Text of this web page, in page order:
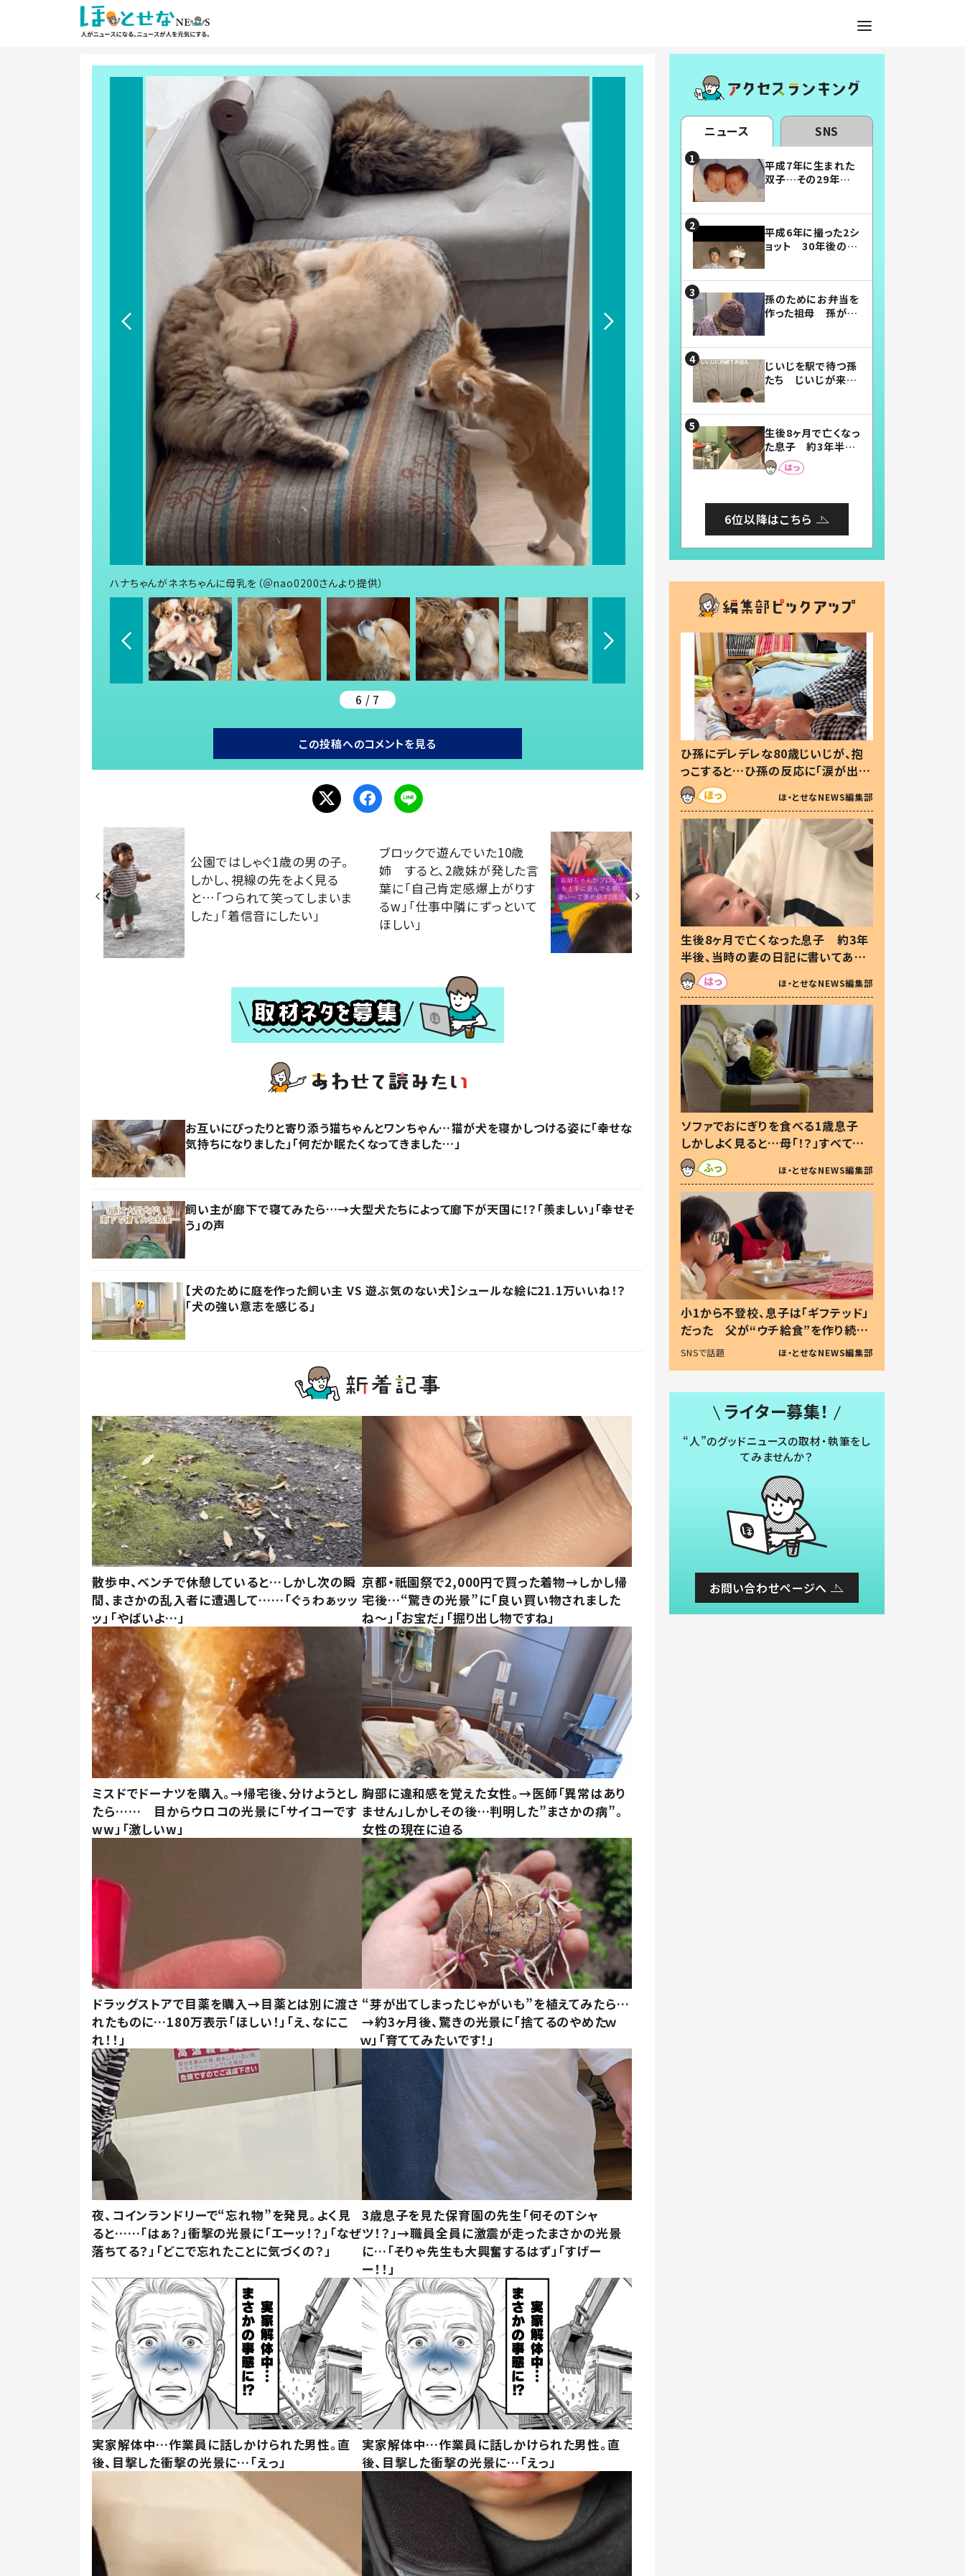
ハナちゃんがネネちゃんに母乳を（＠nao0200さんより提供）
6 / 7
この投稿へのコメントを見る
公園ではしゃぐ1歳の男の子。
しかし、視線の先をよく見る
と…「つられて笑ってしまいま
した」「着信音にしたい」
ブロックで遊んでいた10歳
姉 すると、2歳妹が発した言
葉に「自己肯定感爆上がりす
るw」「仕事中隣にずっといて
ほしい」
お互いにぴったりと寄り添う猫ちゃんとワンちゃん…猫が犬を寝かしつける姿に「幸せな
気持ちになりました」「何だか眠たくなってきました…」
飼い主が廊下で寝てみたら…→大型犬たちによって廊下が天国に！？「羨ましい」「幸せそ
う」の声
【犬のために庭を作った飼い主 VS 遊ぶ気のない犬】シュールな絵に21.1万いいね！？
「犬の強い意志を感じる」
散歩中、ベンチで休憩していると…しかし次の瞬
間、まさかの乱入者に遭遇して……「ぐぅわぁッッ
ッ」「やばいよ…」
京都・祇園祭で2,000円で買った着物→しかし帰
宅後…“驚きの光景”に「良い買い物されました
ね～」「お宝だ」「掘り出し物ですね」
ミスドでドーナツを購入。→帰宅後、分けようとし
たら…… 目からウロコの光景に「サイコーです
ww」「激しいw」
胸部に違和感を覚えた女性。→医師「異常はあり
ません」しかしその後…判明した”まさかの病”。
女性の現在に迫る
ドラッグストアで目薬を購入→目薬とは別に渡さ
れたものに…180万表示「ほしい！」「え、なにこ
れ！！」
“芽が出てしまったじゃがいも”を植えてみたら…
→約3ヶ月後、驚きの光景に「捨てるのやめたｗ
ｗ」「育ててみたいです！」
夜、コインランドリーで“忘れ物”を発見。よく見
ると……「はぁ？」衝撃の光景に「エーッ！？」「なぜ
落ちてる？」「どこで忘れたことに気づくの？」
3歳息子を見た保育園の先生「何そのTシャ
ツ！？」→職員全員に激震が走ったまさかの光景
に…「そりゃ先生も大興奮するはず」「すげー
ー！！」
実家解体中…作業員に話しかけられた男性。直
後、目撃した衝撃の光景に…「えっ」
実家解体中…作業員に話しかけられた男性。直
後、目撃した衝撃の光景に…「えっ」
ニュース SNS
平成7年に生まれた
双子…その29年後
平成6年に撮った2シ
ョット 30年後の姿
孫のためにお弁当を
作った祖母 孫が絶
じいじを駅で待つ孫
たち じいじが来た
まらない」「幸せにな
れる」
生後8ヶ月で亡くなっ
た息子 約3年半
後、当時の妻の日記
に書いてあった本音
6位以降はこちら
ひ孫にデレデレな80歳じいじが、抱
っこすると…ひ孫の反応に「涙が出ま
した」「可愛くて仕方ない」
ほ・とせなNEWS編集部
生後8ヶ月で亡くなった息子 約3年
半後、当時の妻の日記に書いてあっ
た本音とは
ほ・とせなNEWS編集部
ソファでおにぎりを食べる1歳息子
しかしよく見ると…母「！？」すべてを
察した母の投稿に「可愛いから許
す！」「現行犯〜」
ほ・とせなNEWS編集部
小1から不登校、息子は「ギフテッド」
だった 父が“ウチ給食”を作り続け
る理由とは #令和の親 #令和の子
SNSで話題 ほ・とせなNEWS編集部
ライター募集！
“人”のグッドニュースの取材・執筆をし
てみませんか？
お問い合わせページへ